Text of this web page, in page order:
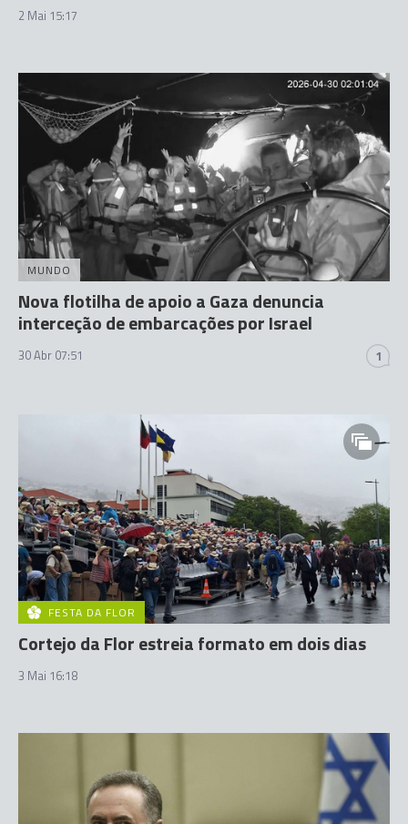
2 Mai 15:17
MUNDO
Nova flotilha de apoio a Gaza denuncia
interceção de embarcações por Israel
30 Abr 07:51 1
FESTA DA FLOR
Cortejo da Flor estreia formato em dois dias
3 Mai 16:18